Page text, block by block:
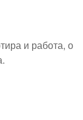
и работа, о